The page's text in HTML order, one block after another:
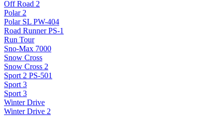
Off Road 2
Polar 2
Polar SL PW-404
Road Runner PS-1
Run Tour
Sno-Max 7000
Snow Cross
Snow Cross 2
Sport 2 PS-501
Sport 3
Sport 3
Winter Drive
Winter Drive 2